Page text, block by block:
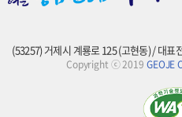
(53257) 거제시 계룡로 125 (고현동) / 대
Copyright ⓒ 2019 GEOJE